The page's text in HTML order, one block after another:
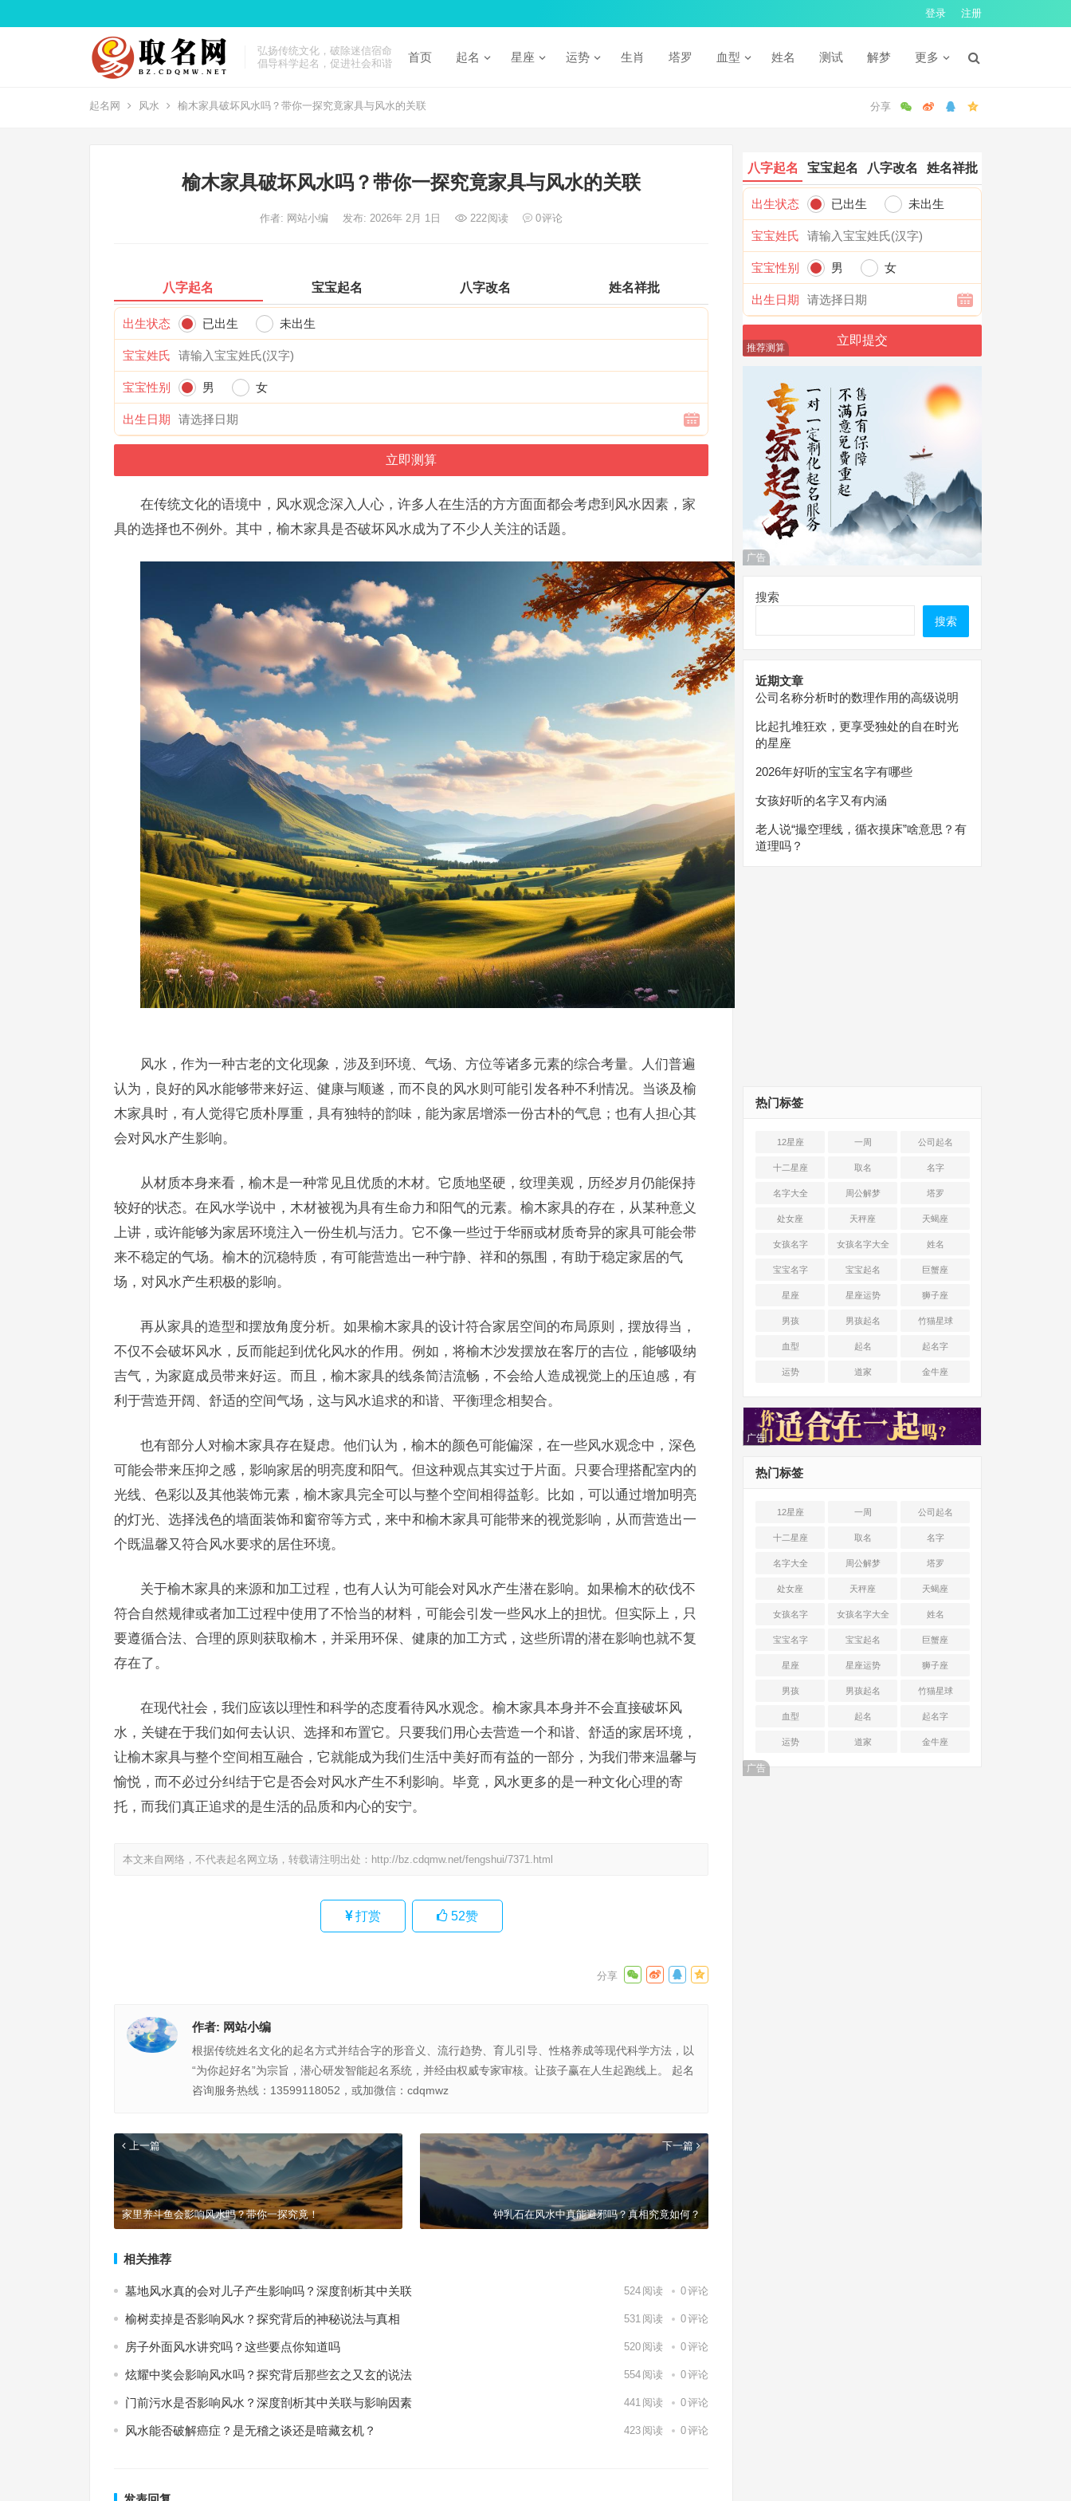
登录 注册
弘扬传统文化，破除迷信宿命
倡导科学起名，促进社会和谐
首页 起名 星座 运势 生肖 塔罗 血型 姓名 测试 解梦 更多
起名网 风水 榆木家具破坏风水吗？带你一探究竟家具与风水的关联
榆木家具破坏风水吗？带你一探究竟家具与风水的关联
作者: 网站小编 发布: 2026年 2月 1日 222阅读 0评论
八字起名 宝宝起名 八字改名 姓名祥批
出生状态 已出生 未出生
宝宝姓氏
宝宝性别 男 女
出生日期
在传统文化的语境中，风水观念深入人心，许多人在生活的方方面面都会考虑到风水因素，家
具的选择也不例外。其中，榆木家具是否破坏风水成为了不少人关注的话题。
风水，作为一种古老的文化现象，涉及到环境、气场、方位等诸多元素的综合考量。人们普遍
认为，良好的风水能够带来好运、健康与顺遂，而不良的风水则可能引发各种不利情况。当谈及榆
木家具时，有人觉得它质朴厚重，具有独特的韵味，能为家居增添一份古朴的气息；也有人担心其
会对风水产生影响。
从材质本身来看，榆木是一种常见且优质的木材。它质地坚硬，纹理美观，历经岁月仍能保持
较好的状态。在风水学说中，木材被视为具有生命力和阳气的元素。榆木家具的存在，从某种意义
上讲，或许能够为家居环境注入一份生机与活力。它不像一些过于华丽或材质奇异的家具可能会带
来不稳定的气场。榆木的沉稳特质，有可能营造出一种宁静、祥和的氛围，有助于稳定家居的气
场，对风水产生积极的影响。
再从家具的造型和摆放角度分析。如果榆木家具的设计符合家居空间的布局原则，摆放得当，
不仅不会破坏风水，反而能起到优化风水的作用。例如，将榆木沙发摆放在客厅的吉位，能够吸纳
吉气，为家庭成员带来好运。而且，榆木家具的线条简洁流畅，不会给人造成视觉上的压迫感，有
利于营造开阔、舒适的空间气场，这与风水追求的和谐、平衡理念相契合。
也有部分人对榆木家具存在疑虑。他们认为，榆木的颜色可能偏深，在一些风水观念中，深色
可能会带来压抑之感，影响家居的明亮度和阳气。但这种观点其实过于片面。只要合理搭配室内的
光线、色彩以及其他装饰元素，榆木家具完全可以与整个空间相得益彰。比如，可以通过增加明亮
的灯光、选择浅色的墙面装饰和窗帘等方式，来中和榆木家具可能带来的视觉影响，从而营造出一
个既温馨又符合风水要求的居住环境。
关于榆木家具的来源和加工过程，也有人认为可能会对风水产生潜在影响。如果榆木的砍伐不
符合自然规律或者加工过程中使用了不恰当的材料，可能会引发一些风水上的担忧。但实际上，只
要遵循合法、合理的原则获取榆木，并采用环保、健康的加工方式，这些所谓的潜在影响也就不复
存在了。
在现代社会，我们应该以理性和科学的态度看待风水观念。榆木家具本身并不会直接破坏风
水，关键在于我们如何去认识、选择和布置它。只要我们用心去营造一个和谐、舒适的家居环境，
让榆木家具与整个空间相互融合，它就能成为我们生活中美好而有益的一部分，为我们带来温馨与
愉悦，而不必过分纠结于它是否会对风水产生不利影响。毕竟，风水更多的是一种文化心理的寄
托，而我们真正追求的是生活的品质和内心的安宁。
本文来自网络，不代表起名网立场，转载请注明出处： http://bz.cdqmw.net/fengshui/7371.html
打赏 52赞
作者: 网站小编
根据传统姓名文化的起名方式并结合字的形音义、流行趋势、育儿引导、性格养成等现代科学方法，以
“为你起好名”为宗旨，潜心研发智能起名系统，并经由权威专家审核。让孩子赢在人生起跑线上。 起名
咨询服务热线：13599118052，或加微信：cdqmwz
上一篇
家里养斗鱼会影响风水吗？带你一探究竟！
下一篇
钟乳石在风水中真能避邪吗？真相究竟如何？
相关推荐
墓地风水真的会对儿子产生影响吗？深度剖析其中关联 524 阅读 0评论
榆树卖掉是否影响风水？探究背后的神秘说法与真相 531 阅读 0评论
房子外面风水讲究吗？这些要点你知道吗 520 阅读 0评论
炫耀中奖会影响风水吗？探究背后那些玄之又玄的说法 554 阅读 0评论
门前污水是否影响风水？深度剖析其中关联与影响因素 441 阅读 0评论
风水能否破解癌症？是无稽之谈还是暗藏玄机？ 423 阅读 0评论
八字起名 宝宝起名 八字改名 姓名祥批
出生状态 已出生 未出生
宝宝姓氏
宝宝性别 男 女
出生日期
推荐测算
广告
搜索
搜索
近期文章
公司名称分析时的数理作用的高级说明
比起扎堆狂欢，更享受独处的自在时光
的星座
2026年好听的宝宝名字有哪些
女孩好听的名字又有内涵
老人说“撮空理线，循衣摸床”啥意思？有
道理吗？
热门标签
12星座 一周 公司起名
十二星座 取名 名字
名字大全 周公解梦 塔罗
处女座 天秤座 天蝎座
女孩名字 女孩名字大全 姓名
宝宝名字 宝宝起名 巨蟹座
星座 星座运势 狮子座
男孩 男孩起名 竹猫星球
血型 起名 起名字
运势 道家 金牛座
广告
热门标签
12星座 一周 公司起名
十二星座 取名 名字
名字大全 周公解梦 塔罗
处女座 天秤座 天蝎座
女孩名字 女孩名字大全 姓名
宝宝名字 宝宝起名 巨蟹座
星座 星座运势 狮子座
男孩 男孩起名 竹猫星球
血型 起名 起名字
运势 道家 金牛座
广告